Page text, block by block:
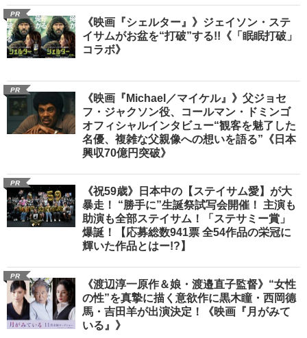
PR
《映画『シェルター』》ジェイソン・ステ
イサムがお盆を“打破”する!!《「眠眠打破」
コラボ》
PR
《映画『Michael／マイケル』》父ジョセ
フ・ジャクソン役、コールマン・ドミンゴ
オフィシャルインタビュー“観客を魅了した
名優、複雑な父親像への想いを語る”《日本
興収70億円突破》
PR
《祝59歳》日本中の【ステイサム愛】が大
暴走！ “勝手に”生誕祭試写会開催！ 主演も
助演も全部ステイサム！「ステサミー賞」
爆誕！【応募総数941票 全54作品の栄冠に
輝いた作品とはー!?】
PR
《渡辺淳一原作＆娘・渡邉直子監督》“女性
の性”を真摯に描く意欲作に黒木瞳・西岡德
馬・吉田羊が出演決定！《映画『月がみて
いる』》